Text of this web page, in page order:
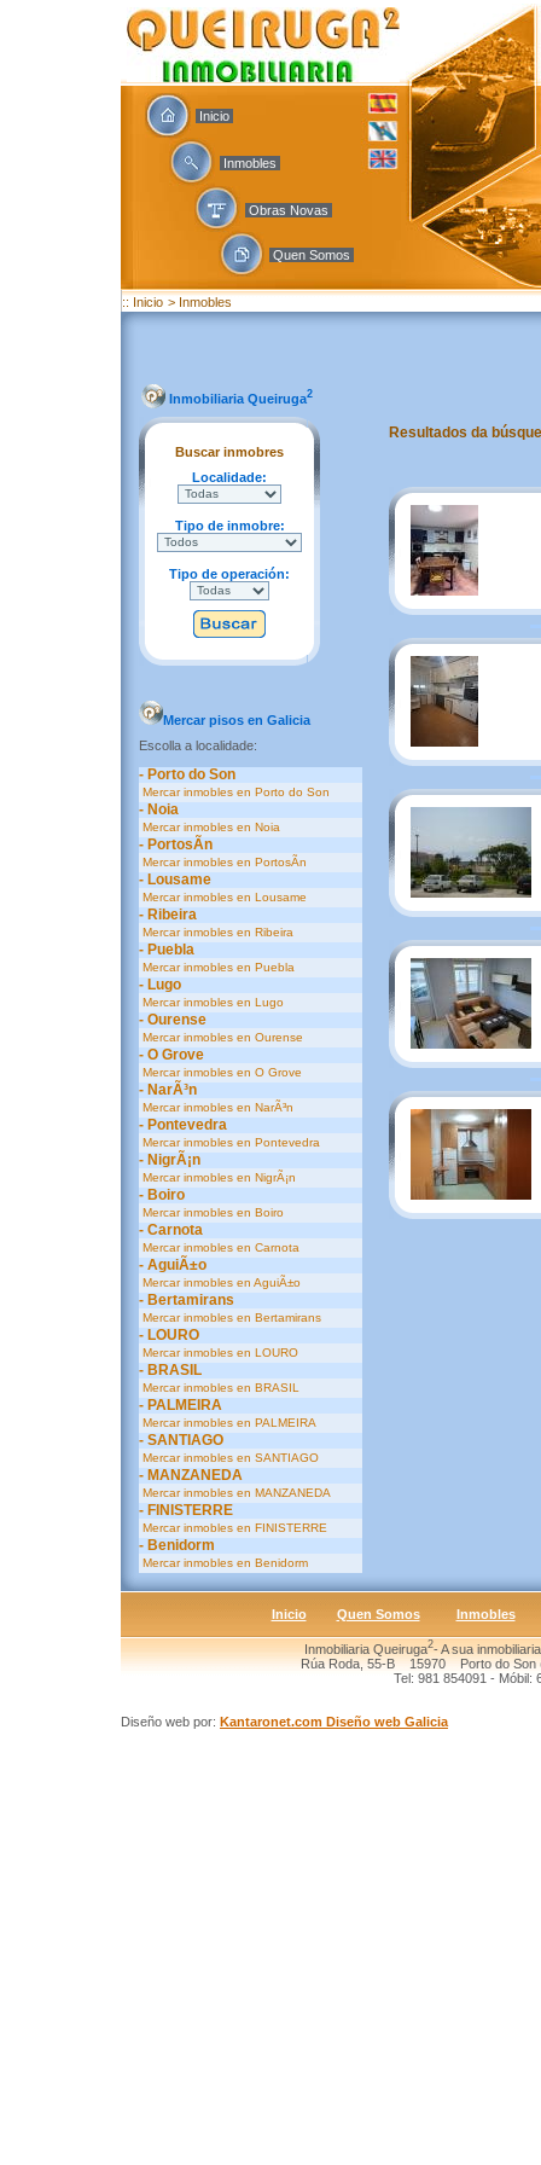
Inicio
Inmobles
Obras Novas
Quen Somos
:: Inicio > Inmobles
Inmobiliaria Queiruga2
Buscar inmobres
Localidade:
Tipo de inmobre:
Tipo de operación:
Mercar pisos en Galicia
Escolla a localidade:
- Porto do Son
Mercar inmobles en Porto do Son
- Noia
Mercar inmobles en Noia
- PortosÃ­n
Mercar inmobles en PortosÃ­n
- Lousame
Mercar inmobles en Lousame
- Ribeira
Mercar inmobles en Ribeira
- Puebla
Mercar inmobles en Puebla
- Lugo
Mercar inmobles en Lugo
- Ourense
Mercar inmobles en Ourense
- O Grove
Mercar inmobles en O Grove
- NarÃ³n
Mercar inmobles en NarÃ³n
- Pontevedra
Mercar inmobles en Pontevedra
- NigrÃ¡n
Mercar inmobles en NigrÃ¡n
- Boiro
Mercar inmobles en Boiro
- Carnota
Mercar inmobles en Carnota
- AguiÃ±o
Mercar inmobles en AguiÃ±o
- Bertamirans
Mercar inmobles en Bertamirans
- LOURO
Mercar inmobles en LOURO
- BRASIL
Mercar inmobles en BRASIL
- PALMEIRA
Mercar inmobles en PALMEIRA
- SANTIAGO
Mercar inmobles en SANTIAGO
- MANZANEDA
Mercar inmobles en MANZANEDA
- FINISTERRE
Mercar inmobles en FINISTERRE
- Benidorm
Mercar inmobles en Benidorm
Resultados da
Inicio Quen Somos Inmobles
Inmobiliaria Queiruga2- A sua
Rúa Roda, 55-B 15970 Porto do Son
Tel: 981 854091 - Móbil:
Diseño web por: Kantaronet.com Diseño web Galicia